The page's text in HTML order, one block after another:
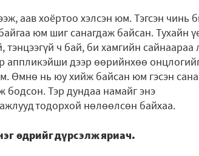
аав хоёртоо хэлсэн юм. Тэгсэн чинь
юм шиг санагдаж байсан. Тухайн
тэнцээгүй ч бай, би хамгийн сайнаараа
дээр өөрийнхөө
Өмнө нь юу хийж байсан юм гэсэн
бодсон. Тэр дундаа намайг энэ
тодорхой нөлөөлсөн байхаа.
өдрийг дүрсэлж яриач.